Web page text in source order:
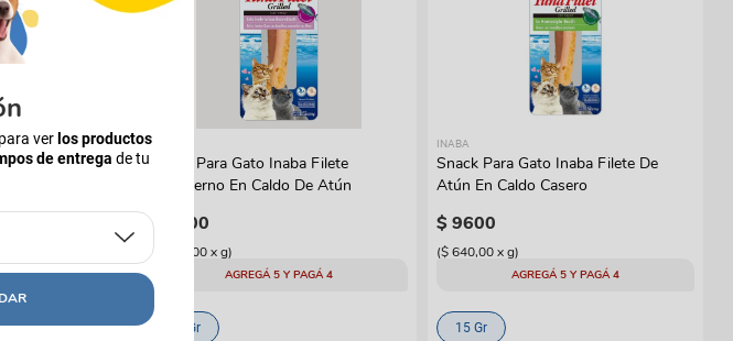
Agility Gold
programado
1.5 Kg
INABA
Snack Para Gato Inaba Filete
Extratierno En Caldo De Atún
$ 9600
( $ 640,00xg)
AGREGÁ 5 Y PAGÁ 4
15 Gr
INABA
Snack Para Gato Inaba Filete De
Atún En Caldo Casero
$9600
($ 640,00xg)
AGREGÁ 5 Y PAGÁ 4
15 Gr
verlos productos
de entrega de tu